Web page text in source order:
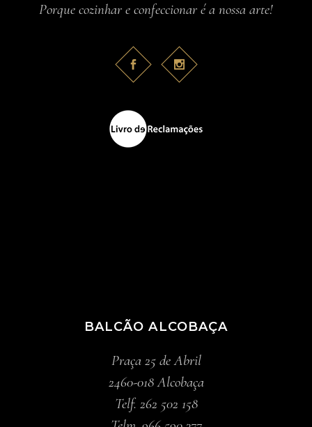
Porque cozinhar e confeccionar é a nossa arte!
BALCÃO ALCOBAÇA
Praça 25 de Abril
2460-018 Alcobaça
Telf. 262 502 158